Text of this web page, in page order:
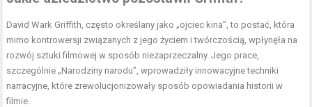
David Wark Griffith, często określany jako „ojciec kina”, to postać, która
mimo kontrowersji związanych z jego życiem i twórczością, wpłynęła na
rozwój sztuki filmowej w sposób niezaprzeczalny. Jego prace,
szczególnie „Narodziny narodu”, wprowadziły innowacyjne techniki
narracyjne, które zrewolucjonizowały sposób opowiadania historii w
filmie.